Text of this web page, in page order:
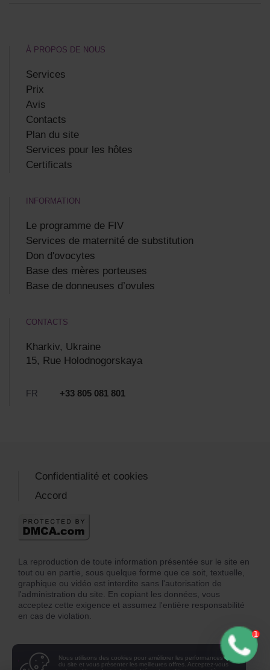
À PROPOS DE NOUS
Services
Prix
Avis
Contacts
Plan du site
Services pour les hôtes
Certificats
INFORMATION
Le programme de FIV
Services de maternité de substitution
Don d'ovocytes
Base des mères porteuses
Base de donneuses d’ovules
CONTACTS
Kharkiv, Ukraine
15, Rue Holodnogorskaya
FR +33 805 081 801
La reproduction de toute information présentée sur le site en
tout ou en partie, sous quelque forme que ce soit, textuelle,
graphique ou vidéo est interdite sans l'autorisation de
l'administration du site. En copiant les données, vous
acceptez cette exigence et assumez l'entière responsabilité
en cas de violation.
Confidentialité et cookies
Accord
Nous utilisons des cookies pour améliorer les performances
du site et vous présenter les meilleures offres. Acceptez-vous